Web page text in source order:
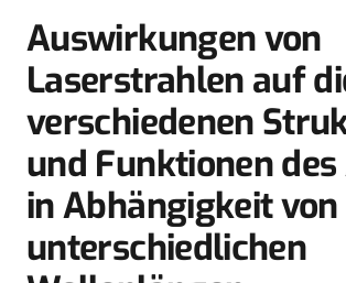
Auswirkungen von
Laserstrahlen auf
verschiedenen
und Funktionen des
in Abhängigkeit von
unterschiedlichen